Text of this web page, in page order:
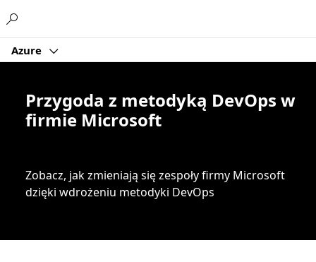
Azure
Przygoda z metodyką DevOps w
firmie Microsoft
Zobacz, jak zmieniają się zespoły firmy Microsoft
dzięki wdrożeniu metodyki DevOps